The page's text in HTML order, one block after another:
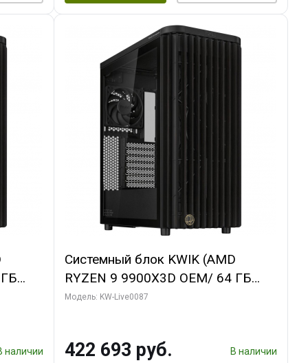
наличии
Системный блок KWIK (AMD
RYZEN 9 9900X3D OEM/ 64 ГБ
ОЗУ/ ASUS RTX5080 PROART OC
Модель: KW-Live0087
422 693 руб. В наличии